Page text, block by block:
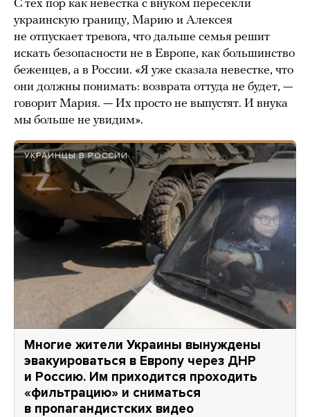
С тех пор как невестка с внуком пересекли
украинскую границу, Марию и Алексея
не отпускает тревога, что дальше семья решит
искать безопасности не в Европе, как большинство
беженцев, а в России. «Я уже сказала невестке, что
они должны понимать: возврата оттуда не будет, —
говорит Мария. — Их просто не выпустят. И внука
мы больше не увидим».
УКРАИНЦЫ В РОССИИ
Многие жители Украины вынуждены
эвакуироваться в Европу через ДНР
и Россию. Им приходится проходить
«фильтрацию» и сниматься
в пропагандистских видео